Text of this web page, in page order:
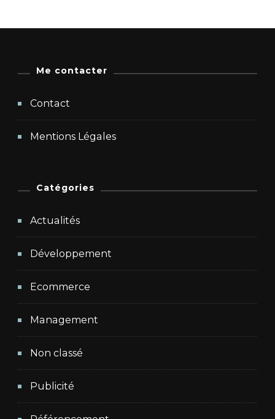
Me contacter
Contact
Mentions Légales
Catégories
Actualités
Développement
Ecommerce
Management
Non classé
Publicité